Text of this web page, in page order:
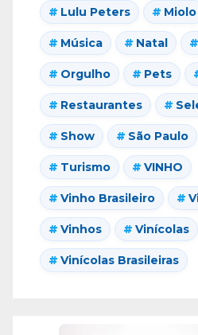
Lulu Peters Miolo
Música Natal
Orgulho Pets
Restaurantes
Show São Paulo
Turismo VINHO
Vinho Brasileiro
Vinhos Vinícolas
Vinícolas Brasileiras